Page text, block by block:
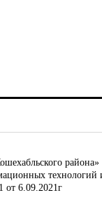
района»
6.09.2021г